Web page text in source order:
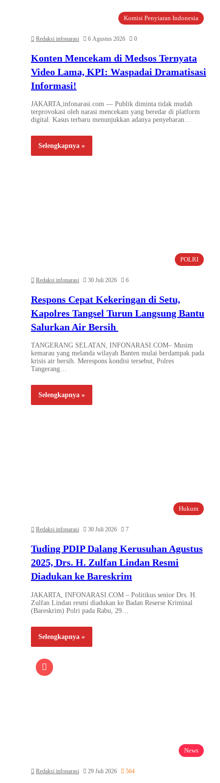
Komisi Penyiaran Indonesia
Redaksi infonarasi 6 Agustus 2026 0
Konten Mencekam di Medsos Ternyata
Video Lama, KPI: Waspadai Dramatisasi
Informasi!
JAKARTA,infonarasi.com — Publik diminta tidak mudah
terprovokasi oleh narasi mencekam yang beredar di platform
digital. Kasus terbaru menunjukkan adanya penyebaran…
Selengkapnya »
POLRI
Redaksi infonarasi 30 Juli 2026 6
Respons Cepat Kekeringan di Setu,
Kapolres Tangsel Turun Langsung Bantu
Salurkan Air Bersih
TANGERANG SELATAN, INFONARASI.COM– Musim
kemarau yang melanda wilayah Banten mulai berdampak pada
krisis air bersih. Merespons kondisi tersebut, Polres
Tangerang…
Selengkapnya »
Hukum
Redaksi infonarasi 30 Juli 2026 7
Tuding PDIP Dalang Kerusuhan Agustus
2025, Drs. H. Zulfan Lindan Resmi
Diadukan ke Bareskrim
JAKARTA, INFONARASI.COM – Politikus senior Drs. H.
Zulfan Lindan resmi diadukan ke Badan Reserse Kriminal
(Bareskrim) Polri pada Rabu, 29…
Selengkapnya »
News
Redaksi infonarasi 29 Juli 2026 564